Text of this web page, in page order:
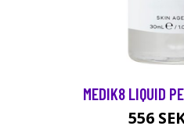
MEDIK8 LIQUID
556